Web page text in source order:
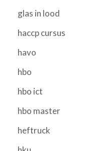
glas in lood
haccp cursus
havo
hbo
hbo ict
hbo master
heftruck